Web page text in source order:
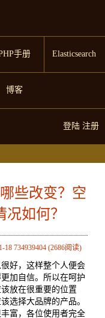
手册 Elasticsearch
博客
登陆 注册
些改变？空
如何？
18 734939404 (2686阅读)
好，这样整个人便会
加自信。所以在呵护
放在很重要的位置
选择大品牌的产品。
富，各位使用者完全